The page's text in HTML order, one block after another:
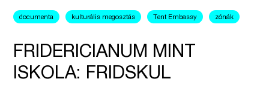
documenta kulturális megosztás Tent Embassy zónák
FRIDERICIANUM MINT
ISKOLA: FRIDSKUL